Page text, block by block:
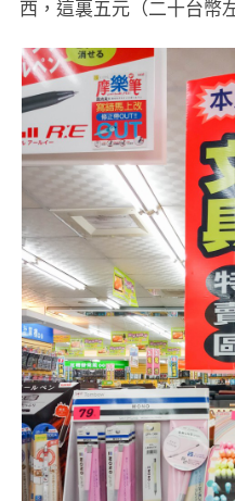
西，這裏五元（二十台幣